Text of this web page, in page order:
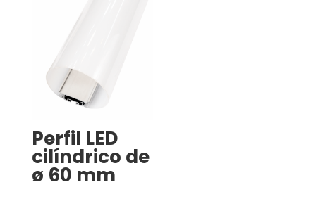
Perfil LED
cilíndrico de
ø 60 mm